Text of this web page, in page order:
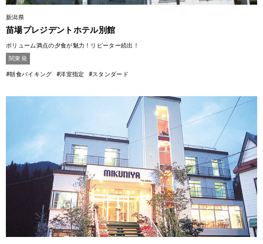
新潟県
苗場プレジデントホテル別館
ボリューム満点の夕食が魅力！リピーター続出！
関東発
#朝食バイキング #洋室指定 #スタンダード